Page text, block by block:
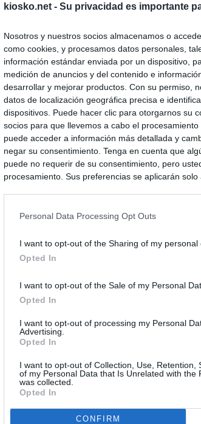
kiosko.net - Su privacidad es importante
Nosotros y nuestros socios almacenamos o
como cookies, y procesamos datos personales,
información estándar enviada por un dispositivo,
medición de anuncios y del contenido e
desarrollar y mejorar productos. Con su permiso,
datos de localización geográfica precisa e
dispositivos. Puede hacer clic para otorgarnos su
socios para que llevemos a cabo el
puede acceder a información más detallada y
negar su consentimiento. Tenga en cuenta que
puede no requerir de su consentimiento, pero
procesamiento. Sus preferencias se aplicarán
Personal Data Processing Opt Outs
I want to opt-out of the Sharing of my personal
Opted In
I want to opt-out of the Sale of my Personal
Opted In
I want to opt-out of processing my Personal
Advertising.
Opted In
I want to opt-out of Collection, Use, Retention,
of my Personal Data that Is Unrelated with the
was collected.
Opted In
CONFIRM